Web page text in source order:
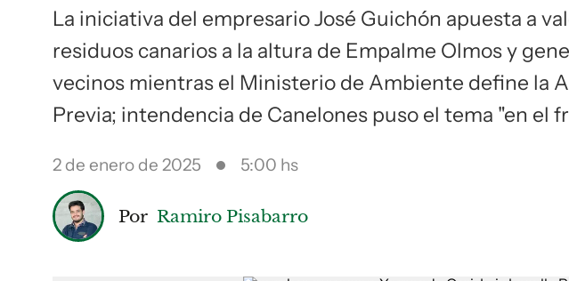
La iniciativa del empresario José Guichón apuesta a
residuos canarios a la altura de Empalme Olmos y
vecinos mientras el Ministerio de Ambiente define la
Previa; intendencia de Canelones puso el tema "en el
2 de enero de 2025 5:00 hs
Por Ramiro Pisabarro